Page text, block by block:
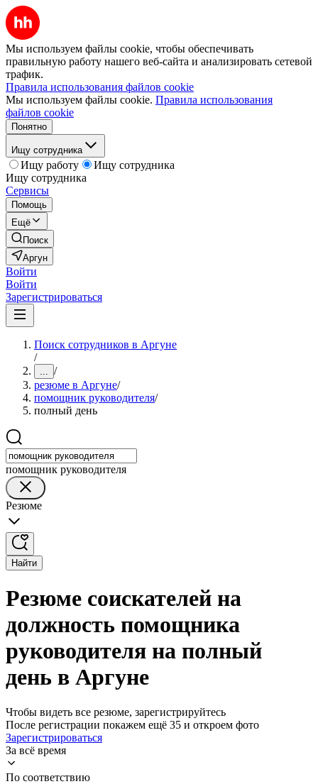
Мы используем файлы cookie, чтобы обеспечивать
правильную работу нашего веб-сайта и анализировать сетевой
трафик.
Правила использования файлов cookie
Мы используем файлы cookie. Правила использования
файлов cookie
Понятно
Ищу сотрудника
Ищу работу
Ищу сотрудника
Ищу сотрудника
Сервисы
Помощь
Ещё
Поиск
Аргун
Войти
Войти
Зарегистрироваться
Поиск сотрудников в Аргуне
/
... /
резюме в Аргуне/
помощник руководителя/
полный день
помощник руководителя
Резюме
Найти
Резюме соискателей на
должность помощника
руководителя на полный
день в Аргуне
Чтобы видеть все резюме, зарегистрируйтесь
После регистрации покажем ещё 35 и откроем фото
Зарегистрироваться
За всё время
По соответствию